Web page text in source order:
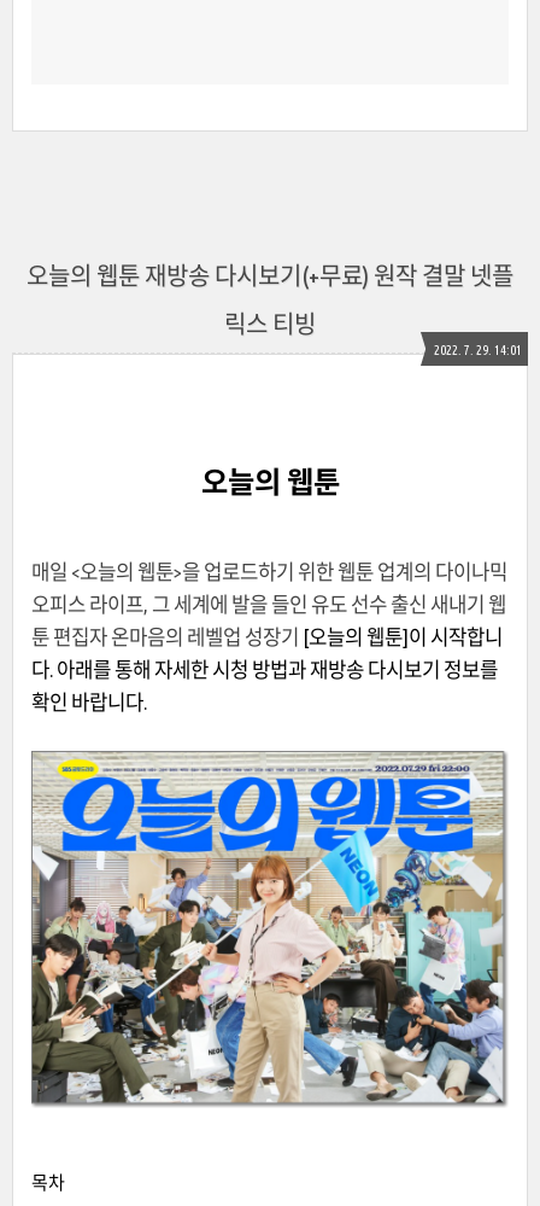
오늘의 웹툰 재방송 다시보기(+무료) 원작 결말 넷플
릭스 티빙
2022. 7. 29. 14:01
오늘의 웹툰
매일 <오늘의 웹툰>을 업로드하기 위한 웹툰 업계의 다이나믹
오피스 라이프, 그 세계에 발을 들인 유도 선수 출신 새내기 웹
툰 편집자 온마음의 레벨업 성장기 [오늘의 웹툰]이 시작합니
다. 아래를 통해 자세한 시청 방법과 재방송 다시보기 정보를
확인 바랍니다.
목차